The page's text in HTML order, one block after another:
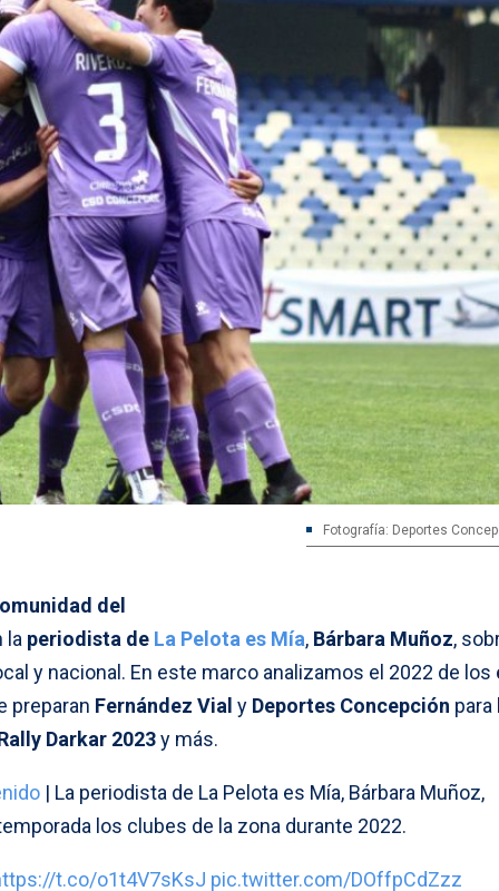
Fotografía: Deportes
del
la periodista de La Pelota es Mía, Bárbara Muñoz,
y nacional. En este marco analizamos el 2022 de los
preparan Fernández Vial y Deportes Concepción para
Darkar 2023y más.
| La periodista de La Pelota es Mía, Bárbara Muñoz,
los clubes de la zona durante 2022.
t.co/o1t4V7sKsJ pic.twitter.com/DOffpCdZzz